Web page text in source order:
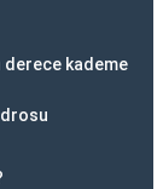
derece kademe